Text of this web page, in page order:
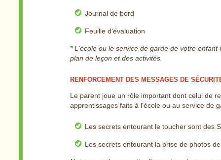
Journal de bord
Feuille d'évaluation
* L'école ou le service de garde de votre
plan de leçon et des activités.
RENFORCEMENT DES MESSAGES DE
Le parent joue un rôle important dont celui de
apprentissages faits à l'école ou au service de
Les secrets entourant le toucher sont des
Les secrets entourant la prise de photos